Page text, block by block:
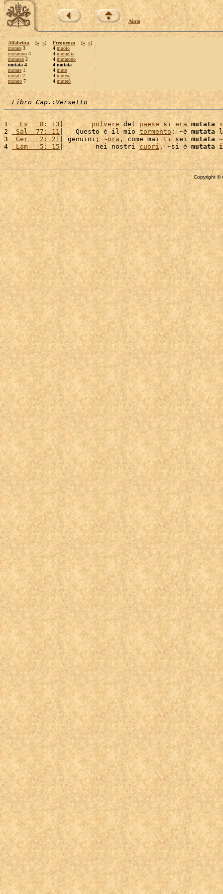
Aiuto
Alfabetica [« »]
mutare 3
mutarono 4
mutasse 2
mutata 4
mutate 1
mutati 2
mutato 7
Frequenza [« »]
4 muoio
4 muraglia
4 mutarono
4 mutata
4 mute
4 muterà
4 muterò
Libro Cap.:Versetto
1
  Es   8: 13
| polvere del paese si era mutata
2
Sal  77: 11 |   Questo è il mio tormento: ~è mutata
3 Ger   2: 21 | genuini; ~ora , come mai ti sei mutata
4
Lam   5: 15|        nei nostri cuori, ~si è mutata
Copyright ©